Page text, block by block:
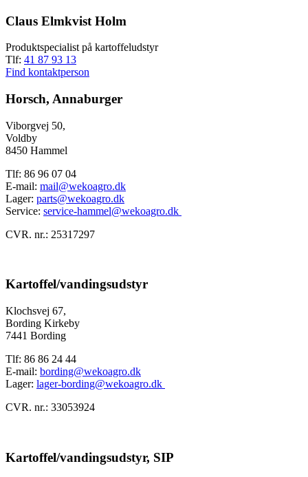
Claus Elmkvist Holm
Produktspecialist på kartoffeludstyr
Tlf: 41 87 93 13
Find kontaktperson
Horsch, Annaburger
Viborgvej 50,
Voldby
8450 Hammel
Tlf: 86 96 07 04
E-mail: mail@wekoagro.dk
Lager: parts@wekoagro.dk
Service: service-hammel@wekoagro.dk
CVR. nr.: 25317297
Kartoffel/vandingsudstyr
Klochsvej 67,
Bording Kirkeby
7441 Bording
Tlf: 86 86 24 44
E-mail: bording@wekoagro.dk
Lager: lager-bording@wekoagro.dk
CVR. nr.: 33053924
Kartoffel/vandingsudstyr, SIP